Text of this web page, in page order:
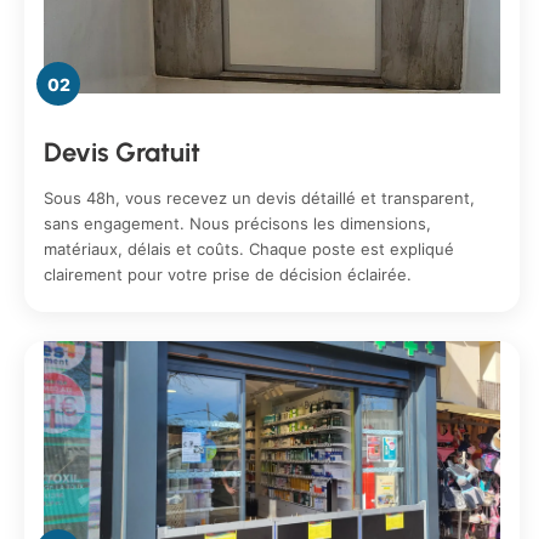
02
Devis Gratuit
Sous 48h, vous recevez un devis détaillé et transparent,
sans engagement. Nous précisons les dimensions,
matériaux, délais et coûts. Chaque poste est expliqué
clairement pour votre prise de décision éclairée.